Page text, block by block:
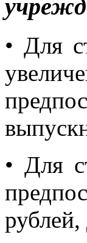
• Для
• Для